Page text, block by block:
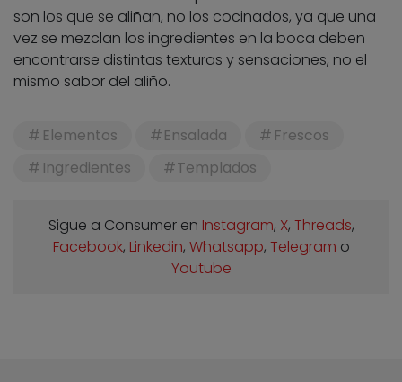
son los que se aliñan, no los cocinados, ya que una
vez se mezclan los ingredientes en la boca deben
encontrarse distintas texturas y sensaciones, no el
mismo sabor del aliño.
Elementos Ensalada
Frescos
Ingredientes
Templados
Sigue a Consumer en Instagram, X, Threads,
Facebook, Linkedin, Whatsapp, Telegram o
Youtube